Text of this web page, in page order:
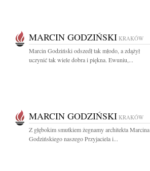
MARCIN GODZIŃSKI KRAKÓW
Marcin Godziński odszedł tak młodo, a zdążył
uczynić tak wiele dobra i piękna. Ewuniu,...
MARCIN GODZIŃSKI KRAKÓW
Z głębokim smutkiem żegnamy architekta Marcina
Godzińskiego naszego Przyjaciela i...